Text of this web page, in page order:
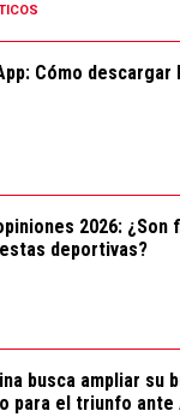
Cómo descargar
2026: ¿Son
deportivas?
busca ampliar su
para el triunfo ante